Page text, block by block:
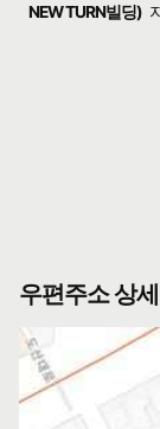
NEW TURN빌딩)
우편주소 상